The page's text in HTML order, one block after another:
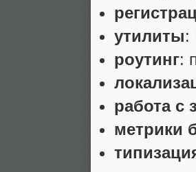
утилиты:
роутинг:
работа с
метрики